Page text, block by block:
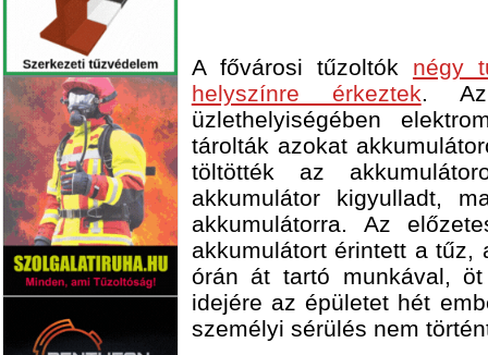
A fővárosi tűzoltók négy
helyszínre érkeztek. Az
üzlethelyiségében
tárolták azokat
töltötték az
akkumulátor kigyulladt,
akkumulátorra. Az
akkumulátort érintett a tűz,
órán át tartó munkával,
idejére az épületet hét
személyi sérülés nem